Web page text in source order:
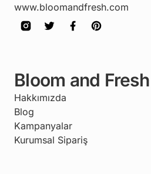
www.bloomandfresh.com
Bloom and Fresh
Hakkımızda
Blog
Kampanyalar
Kurumsal Sipariş